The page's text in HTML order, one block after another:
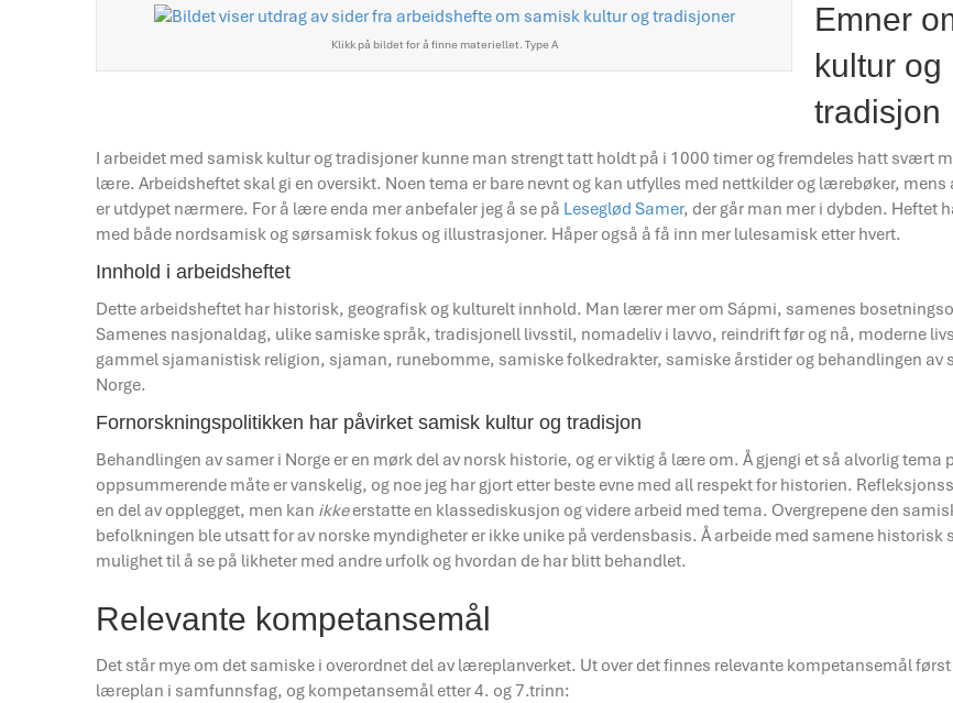
Klikk på bildet for å finne materiellet. Type A
Emner
kultur og
tradisjon
I arbeidet med samisk kultur og tradisjoner kunne man strengt tatt holdt på i 1000 timer og fremdeles hatt svært
lære. Arbeidsheftet skal gi en oversikt. Noen tema er bare nevnt og kan utfylles med nettkilder og lærebøker, mens
er utdypet nærmere. For å lære enda mer anbefaler jeg å se på Leseglød Samer, der går man mer i dybden. Heftet
med både nordsamisk og sørsamisk fokus og illustrasjoner. Håper også å få inn mer lulesamisk etter hvert.
Innhold i arbeidsheftet
Dette arbeidsheftet har historisk, geografisk og kulturelt innhold. Man lærer mer om Sápmi, samenes
Samenes nasjonaldag, ulike samiske språk, tradisjonell livsstil, nomadeliv i lavvo, reindrift før og nå, moderne
gammel sjamanistisk religion, sjaman, runebomme, samiske folkedrakter, samiske årstider og behandlingen av
Norge.
Fornorskningspolitikken har påvirket samisk kultur og tradisjon
Behandlingen av samer i Norge er en mørk del av norsk historie, og er viktig å lære om. Å gjengi et så alvorlig tema
oppsummerende måte er vanskelig, og noe jeg har gjort etter beste evne med all respekt for historien.
en del av opplegget, men kan ikkeerstatte en klassediskusjon og videre arbeid med tema. Overgrepene den
befolkningen ble utsatt for av norske myndigheter er ikke unike på verdensbasis. Å arbeide med samene historisk
mulighet til å se på likheter med andre urfolk og hvordan de har blitt behandlet.
Relevante kompetansemål
Det står mye om det samiske i overordnet del av læreplanverket. Ut over det finnes relevante kompetansemål
læreplan i samfunnsfag, og kompetansemål etter 4. og 7.trinn: